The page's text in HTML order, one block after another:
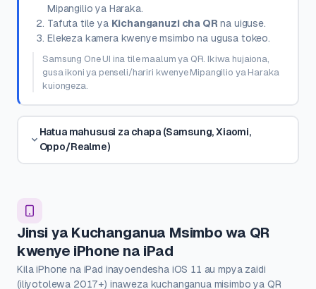
Mipangilio ya Haraka.
Tafuta tile ya Kichanganuzi cha QR na uiguse.
Elekeza kamera kwenye msimbo na ugusa tokeo.
Samsung One UI ina tile maalum ya QR. Ikiwa hujaiona,
gusa ikoni ya penseli/hariri kwenye Mipangilio ya Haraka
kuiongeza.
Hatua mahususi za chapa (Samsung, Xiaomi,
Oppo/Realme)
Jinsi ya Kuchanganua Msimbo wa QR
kwenye iPhone na iPad
Kila iPhone na iPad inayoendesha iOS 11 au mpya zaidi
(iliyotolewa 2017+) inaweza kuchanganua misimbo ya QR